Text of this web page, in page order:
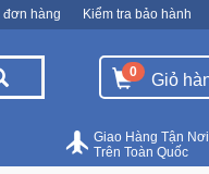
đơn hàng Kiểm tra bảo hành
0 Giỏ
Giao Hàng Tận Nơi
Trên Toàn Quốc